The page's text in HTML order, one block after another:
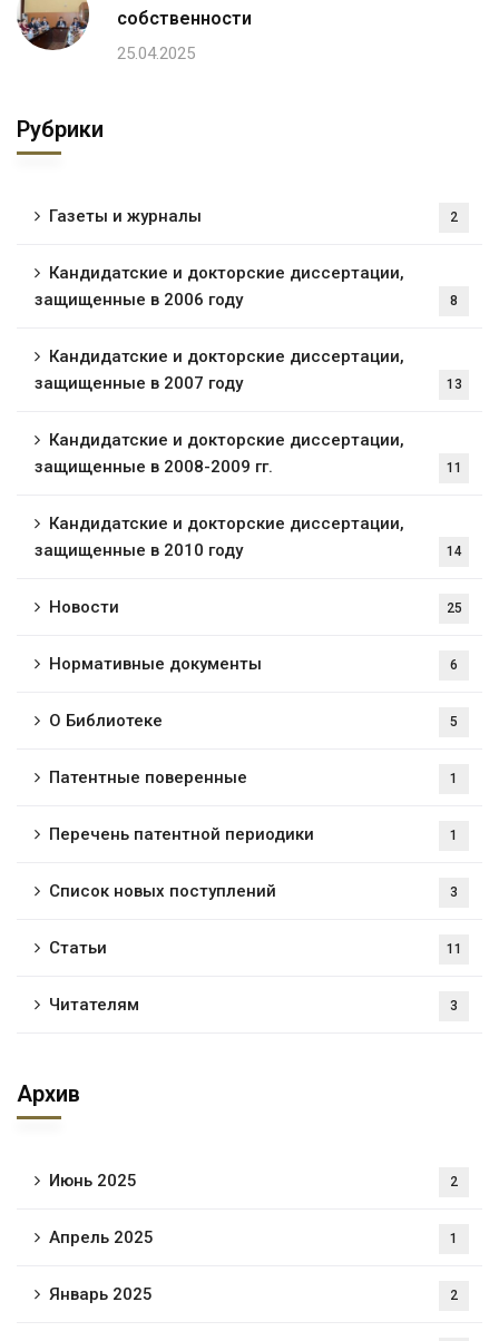
собственности
25.04.2025
Рубрики
Газеты и журналы 2
Кандидатские и докторские диссертации,
защищенные в 2006 году
8
Кандидатские и докторские диссертации,
защищенные в 2007 году
13
Кандидатские и докторские диссертации,
защищенные в 2008-2009 гг.
11
Кандидатские и докторские диссертации,
защищенные в 2010 году
14
Новости 25
Нормативные документы 6
О Библиотеке 5
Патентные поверенные 1
Перечень патентной периодики 1
Список новых поступлений 3
Статьи 11
Читателям 3
Архив
Июнь 2025 2
Апрель 2025 1
Январь 2025 2